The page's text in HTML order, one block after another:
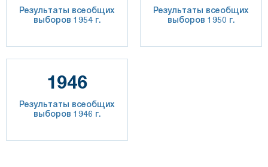
Результаты всеобщих
выборов 1954 г.
Результаты всеобщих
выборов 1950 г.
1946
Результаты всеобщих
выборов 1946 г.